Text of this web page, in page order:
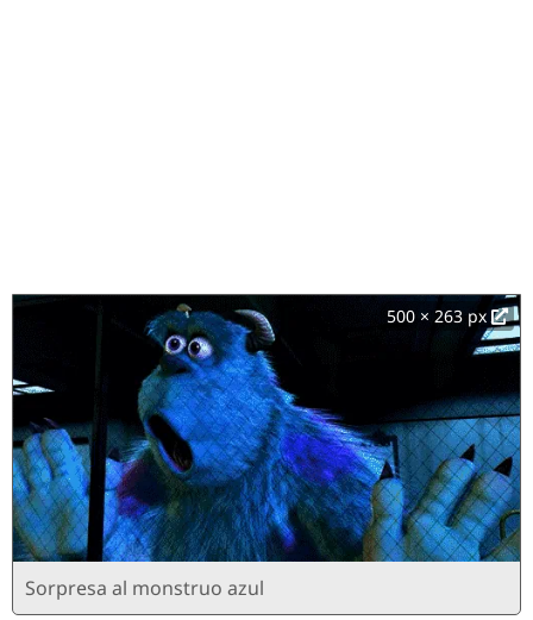
500 × 263 px
Sorpresa al monstruo azul